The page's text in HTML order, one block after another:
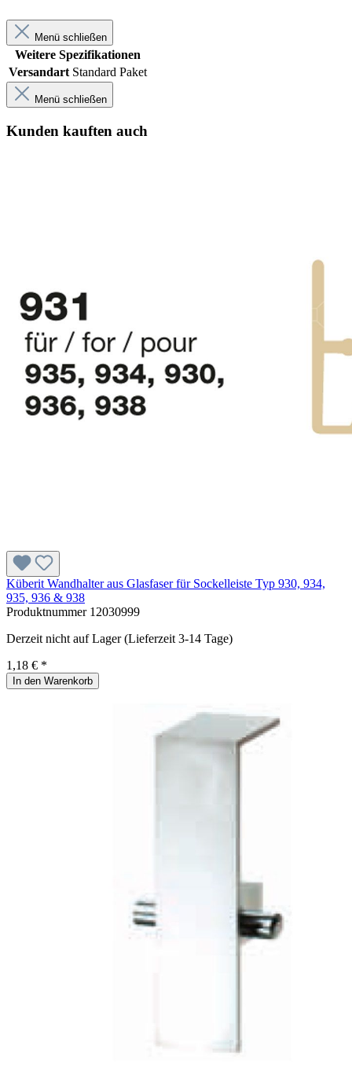
Menü schließen
Weitere Spezifikationen
Versandart Standard Paket
Menü schließen
Kunden kauften auch
Küberit Wandhalter aus Glasfaser für Sockelleiste Typ 930, 934,
935, 936 & 938
Produktnummer 12030999
Derzeit nicht auf Lager (Lieferzeit 3-14 Tage)
1,18 € *
In den Warenkorb